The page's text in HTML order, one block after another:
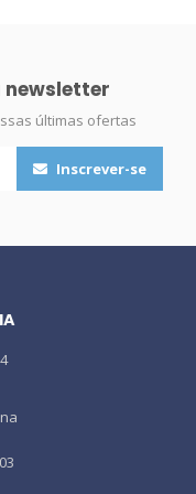
últimas ofertas
Inscrever-se